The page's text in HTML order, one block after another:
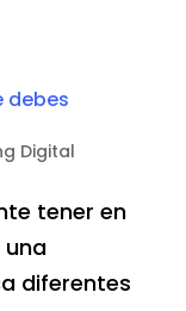
debes
Digital
tener en
diferentes